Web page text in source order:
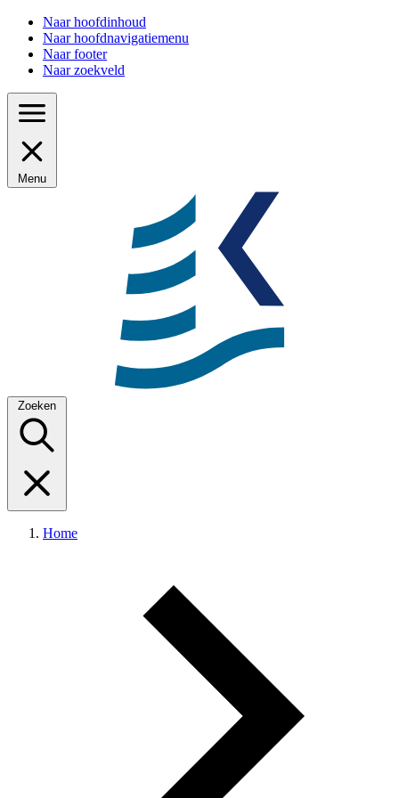
Naar hoofdinhoud
Naar hoofdnavigatiemenu
Naar footer
Naar zoekveld
Menu
Zoeken
Home